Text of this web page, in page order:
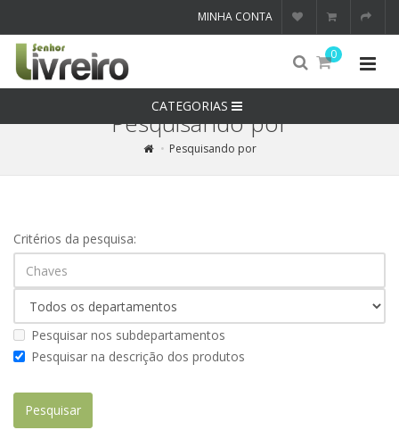
MINHA CONTA
0
CATEGORIAS
Pesquisando por
Pesquisando por
Critérios da pesquisa:
Pesquisar nos subdepartamentos
Pesquisar na descrição dos produtos